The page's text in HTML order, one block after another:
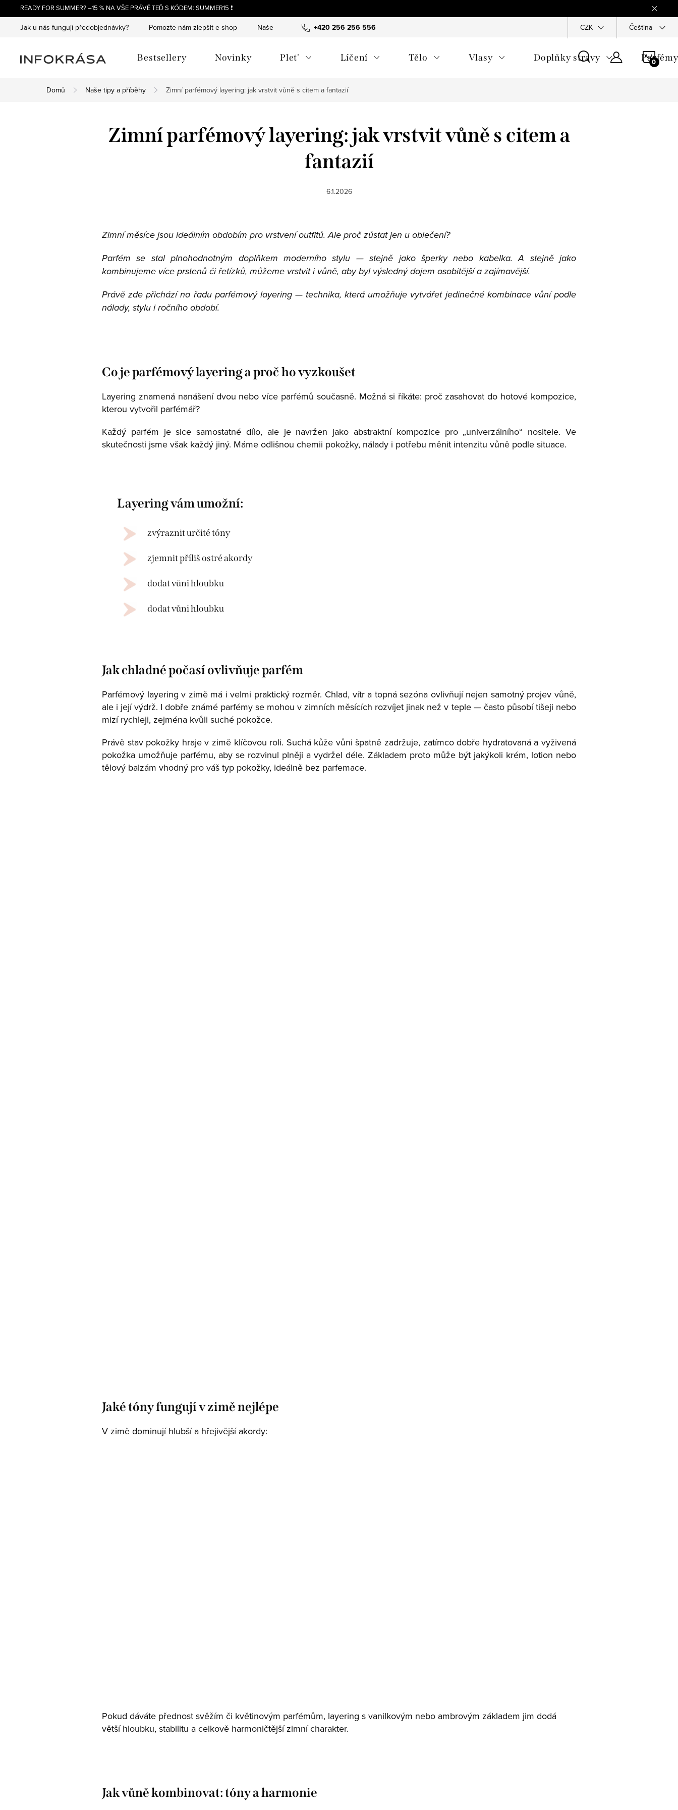
na
obsah
READY FOR SUMMER? –15 % NA VŠE PRÁVĚ TEĎ S KÓDEM: SUMMER15 ❗
+420 256 256 556
Jak u nás fungují předobjednávky? Pomozte nám zlepšit e-shop Naše tipy a příběhy O nás Ochrana osobních údajů Všeobecné
CZK Čeština
Bestsellery Novinky Plet' Líčení Tělo Vlasy Doplňky stravy Parfémy
Domů Naše tipy a příběhy Zimní parfémový layering: jak vrstvit vůně s citem a fantazií
Zimní parfémový layering: jak vrstvit vůně s citem a
fantazií
6.1.2026
Zimní měsíce jsou ideálním obdobím pro vrstvení outfitů. Ale proč zůstat jen u oblečení?
Parfém se stal plnohodnotným doplňkem moderního stylu — stejně jako šperky nebo kabelka. A stejně jako
kombinujeme více prstenů či řetízků, můžeme vrstvit i vůně, aby byl výsledný dojem osobitější a zajímavější.
Právě zde přichází na řadu parfémový layering — technika, která umožňuje vytvářet jedinečné kombinace vůní podle
nálady, stylu i ročního období.
Co je parfémový layering a proč ho vyzkoušet
Layering znamená nanášení dvou nebo více parfémů současně. Možná si říkáte: proč zasahovat do hotové kompozice,
kterou vytvořil parfémář?
Každý parfém je sice samostatné dílo, ale je navržen jako abstraktní kompozice pro „univerzálního“ nositele. Ve
skutečnosti jsme však každý jiný. Máme odlišnou chemii pokožky, nálady i potřebu měnit intenzitu vůně podle situace.
Layering vám umožní:
zvýraznit určité tóny
zjemnit příliš ostré akordy
dodat vůni hloubku
dodat vůni hloubku
Jak chladné počasí ovlivňuje parfém
Parfémový layering v zimě má i velmi praktický rozměr. Chlad, vítr a topná sezóna ovlivňují nejen samotný projev vůně,
ale i její výdrž. I dobře známé parfémy se mohou v zimních měsících rozvíjet jinak než v teple — často působí tišeji nebo
mizí rychleji, zejména kvůli suché pokožce.
Právě stav pokožky hraje v zimě klíčovou roli. Suchá kůže vůni špatně zadržuje, zatímco dobře hydratovaná a vyživená
pokožka umožňuje parfému, aby se rozvinul plněji a vydržel déle. Základem proto může být jakýkoli krém, lotion nebo
tělový balzám vhodný pro váš typ pokožky, ideálně bez parfemace.
Jaké tóny fungují v zimě nejlépe
V zimě dominují hlubší a hřejivější akordy:
Pokud dáváte přednost svěžím či květinovým parfémům, layering s vanilkovým nebo ambrovým základem jim dodá
větší hloubku, stabilitu a celkově harmoničtější zimní charakter.
Jak vůně kombinovat: tóny a harmonie